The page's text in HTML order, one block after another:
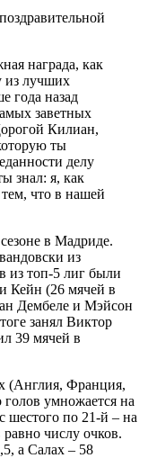
награда, как
из лучших
года назад
заветных
Килиан,
ты
делу
знал: я, как
что в нашей
в Мадриде.
из
из топ-5 лиг были
Кейн (26 мячей в
Дембеле и Мэйсон
занял Виктор
39 мячей в
(Англия, Франция,
умножается на
шестого по 21-й – на
числу очков.
а Салах – 58